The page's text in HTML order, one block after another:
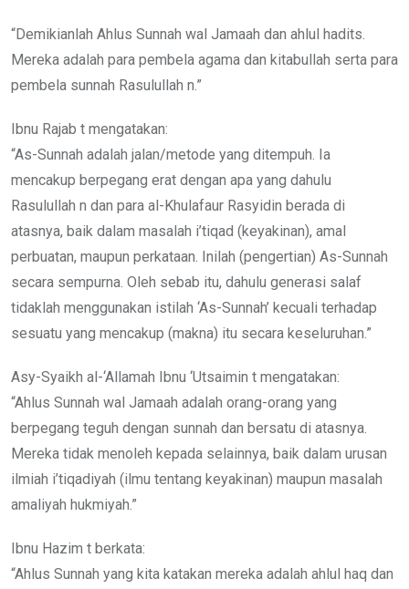
“Demikianlah Ahlus Sunnah wal Jamaah dan ahlul hadits.
Mereka adalah para pembela agama dan kitabullah serta para
pembela sunnah Rasulullah n.”
Ibnu Rajab t mengatakan:
“As-Sunnah adalah jalan/metode yang ditempuh. Ia
mencakup berpegang erat dengan apa yang dahulu
Rasulullah n dan para al-Khulafaur Rasyidin berada di
atasnya, baik dalam masalah i’tiqad (keyakinan), amal
perbuatan, maupun perkataan. Inilah (pengertian) As-Sunnah
secara sempurna. Oleh sebab itu, dahulu generasi salaf
tidaklah menggunakan istilah ‘As-Sunnah’ kecuali terhadap
sesuatu yang mencakup (makna) itu secara keseluruhan.”
Asy-Syaikh al-‘Allamah Ibnu ‘Utsaimin t mengatakan:
“Ahlus Sunnah wal Jamaah adalah orang-orang yang
berpegang teguh dengan sunnah dan bersatu di atasnya.
Mereka tidak menoleh kepada selainnya, baik dalam urusan
ilmiah i’tiqadiyah (ilmu tentang keyakinan) maupun masalah
amaliyah hukmiyah.”
Ibnu Hazim t berkata:
“Ahlus Sunnah yang kita katakan mereka adalah ahlul haq dan